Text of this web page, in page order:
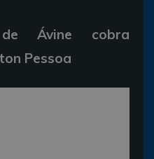
Ávine cobra
Pessoa